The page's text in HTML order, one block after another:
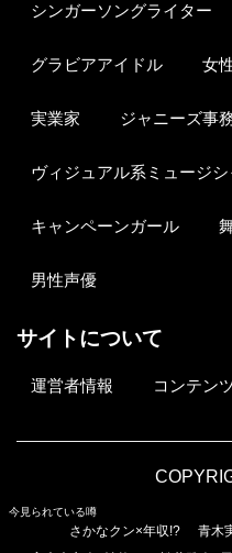
シンガーソングライター
グラビアアイドル 女
実業家 ジャニーズ事
ヴィジュアル系ミュージシ
キャンペーンガール
男性声優
サイトについて
運営者情報 コンテン
今見られている噂
さかなクン×年収!? 青木